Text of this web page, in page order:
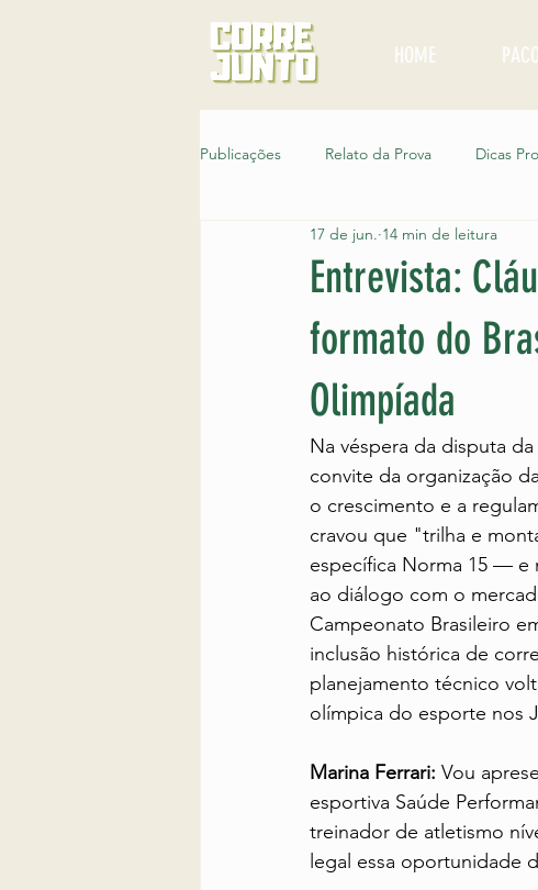
HOME
Publicações Relato da Prova Dicas Pro
Corre Junto Entre Vilas
Corridas pelo Brasil Corre Junto Sol a
Entrevista:
formato do
Olimpíada
17 de jun. 14 min de leitura
Na véspera da disputa
convite da organização
o crescimento e a
cravou que "trilha e
específica Norma 15 — e
ao diálogo com o
Campeonato Brasileiro
inclusão histórica de
planejamento técnico
olímpica do esporte nos
Marina Ferrari: Vou
esportiva Saúde
treinador de atletismo
legal essa oportunidade